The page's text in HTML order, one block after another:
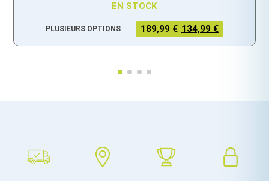
EN STOCK
PLUSIEURS OPTIONS 189,99 €
LE PRIX
134,99 €
LE PRIX